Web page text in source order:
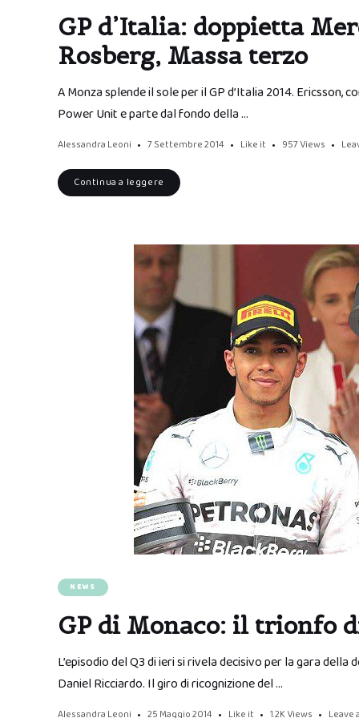
GP d’Italia: doppietta
Rosberg, Massa terzo
A Monza splende il sole per il GP d’Italia 2014.
Power Unit e parte dal fondo della …
Alessandra Leoni 7 Settembre 2014 Like it 957Views
Continua a leggere
NEWS
GP di Monaco: il trionfo
L’episodio del Q3 di ieri si rivela decisivo per la gara
Daniel Ricciardo. Il giro di ricognizione del …
Alessandra Leoni 25 Maggio 2014 Like it 1.2K Views Leave